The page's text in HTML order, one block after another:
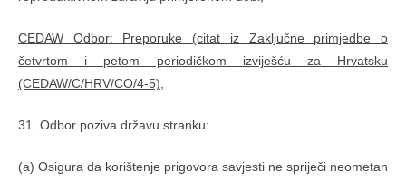
CEDAW Odbor: Preporuke (citat iz Zaključne primjedbe o
četvrtom i petom periodičkom izviješću za Hrvatsku
(CEDAW/C/HRV/CO/4-5),
31. Odbor poziva državu stranku:
(a) Osigura da korištenje prigovora savjesti ne spriječi neometan